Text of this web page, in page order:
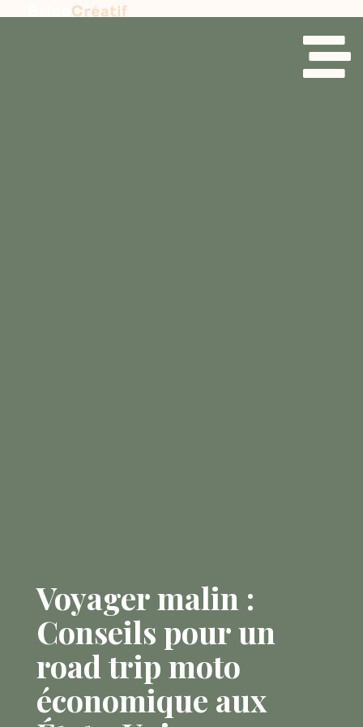
Voyager malin :
Conseils pour un
road trip moto
économique aux